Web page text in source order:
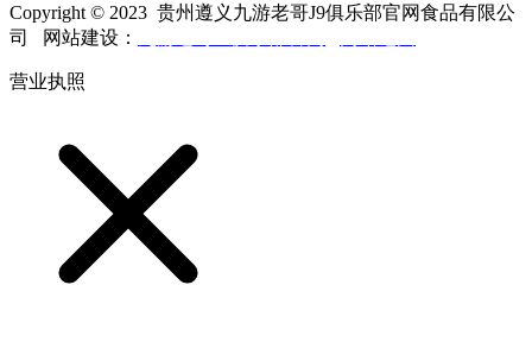
Copyright © 2023 贵州遵义九游老哥J9俱乐部官网食品有限公
司 网站建设：
营业执照